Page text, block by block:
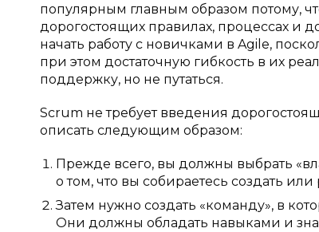
популярным главным образом потому,
дорогостоящих правилах, процессах и
начать работу с новичками в Agile,
при этом достаточную гибкость в их
поддержку, но не путаться.
Scrum не требует введения
описать следующим образом:
Прежде всего, вы должны выбрать
о том, что вы собираетесь создать или
Затем нужно создать «команду», в
Они должны обладать навыками и